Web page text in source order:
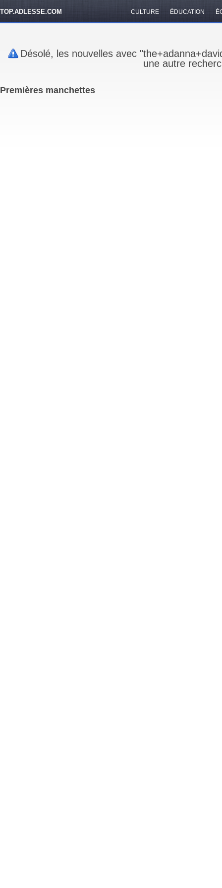
TOP.ADLESSE.COM CULTURE ÉDUCATION
Désolé, les nouvelles avec
une autre
Premières manchettes